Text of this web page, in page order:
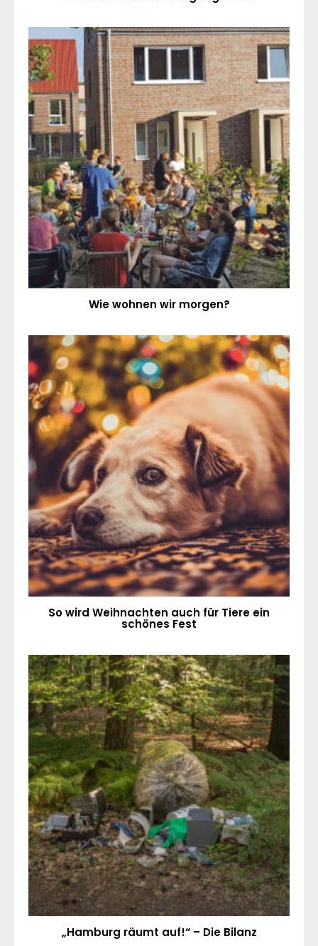
Wie wohnen wir morgen?
So wird Weihnachten auch für Tiere ein
schönes Fest
„Hamburg räumt auf!“ – Die Bilanz